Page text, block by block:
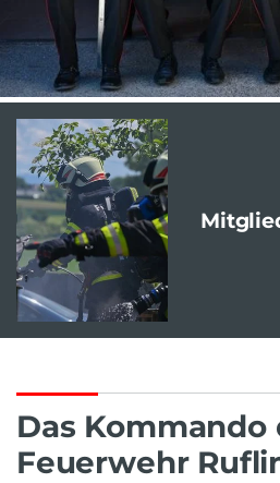
Das Kommando
Feuerwehr